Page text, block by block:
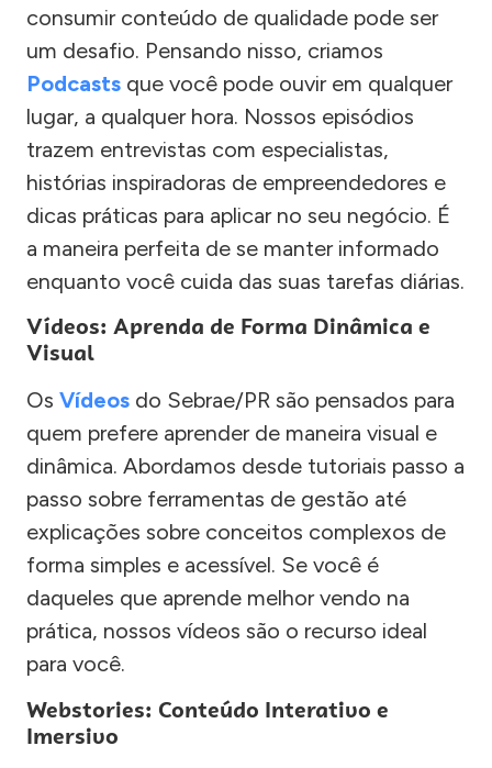
consumir conteúdo de qualidade pode ser
um desafio. Pensando nisso, criamos
Podcasts que você pode ouvir em qualquer
lugar, a qualquer hora. Nossos episódios
trazem entrevistas com especialistas,
histórias inspiradoras de empreendedores e
dicas práticas para aplicar no seu negócio. É
a maneira perfeita de se manter informado
enquanto você cuida das suas tarefas diárias.
Vídeos: Aprenda de Forma Dinâmica e
Visual
Os Vídeos do Sebrae/PR são pensados para
quem prefere aprender de maneira visual e
dinâmica. Abordamos desde tutoriais passo a
passo sobre ferramentas de gestão até
explicações sobre conceitos complexos de
forma simples e acessível. Se você é
daqueles que aprende melhor vendo na
prática, nossos vídeos são o recurso ideal
para você.
Webstories: Conteúdo Interativo e
Imersivo